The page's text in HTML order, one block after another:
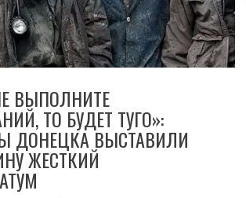
ВЫПОЛНИТЕ
ТО БУДЕТ ТУГО»:
ДОНЕЦКА ВЫСТАВИЛИ
ЖЕСТКИЙ